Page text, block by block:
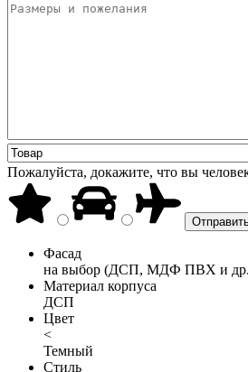
Пожалуйста, докажите, что вы
Фасад
на выбор (ДСП, МДФ ПВХ и
Материал корпуса
ДСП
Цвет
<
Темный
Стиль